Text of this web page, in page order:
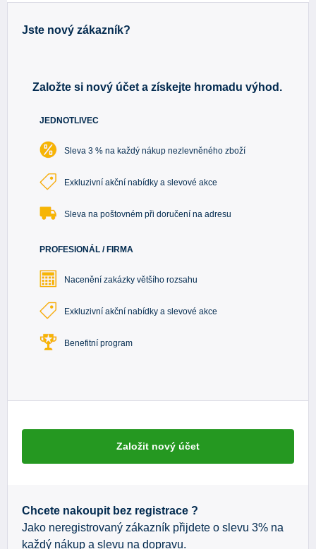
Jste nový zákazník?
Založte si nový účet a získejte hromadu výhod.
JEDNOTLIVEC
Sleva 3 % na každý nákup nezlevněného zboží
Exkluzivní akční nabídky a slevové akce
Sleva na poštovném při doručení na adresu
PROFESIONÁL / FIRMA
Nacenění zakázky většího rozsahu
Exkluzivní akční nabídky a slevové akce
Benefitní program
Založit nový účet
Chcete nakoupit bez registrace ?
Jako neregistrovaný zákazník přijdete o slevu 3% na
každý nákup a slevu na dopravu.